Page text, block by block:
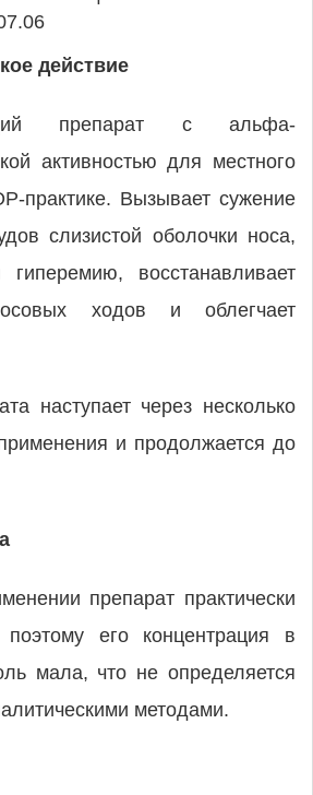
действие
препарат с альфа-
активностью для местного
практике. Вызывает сужение
слизистой оболочки носа,
восстанавливает
ходов и облегчает
наступает через несколько
и продолжается до
препарат практически
его концентрация в
мала, что не определяется
методами.